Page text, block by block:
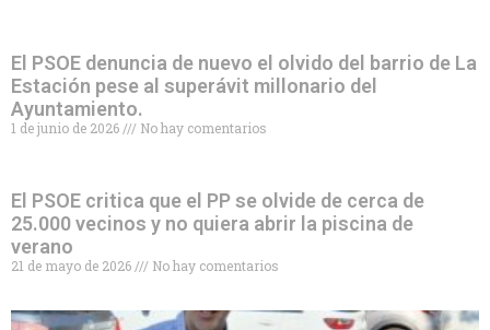
El PSOE denuncia de nuevo el olvido del barrio de La
Estación pese al superávit millonario del
Ayuntamiento.
1 de junio de 2026 No hay comentarios
El PSOE critica que el PP se olvide de cerca de
25.000 vecinos y no quiera abrir la piscina de
verano
21 de mayo de 2026 No hay comentarios